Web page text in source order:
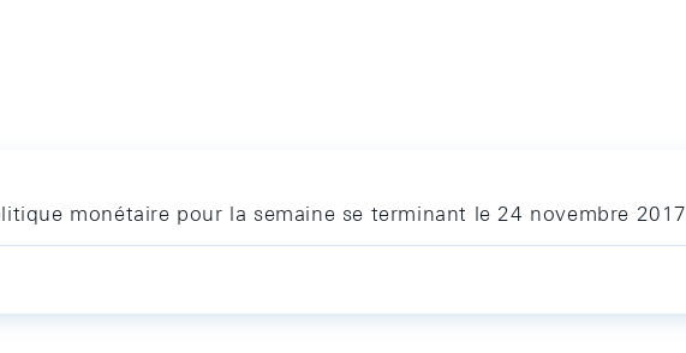
monétaire pour la semaine se terminant le 24 novembre 2017